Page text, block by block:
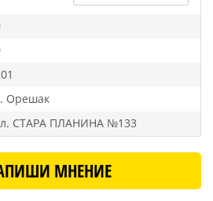
Орешак
СТАРА ПЛАНИНА №133
МНЕНИЕ